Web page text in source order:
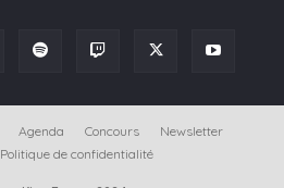
Agenda Concours
Newsletter
Politique de confidentialité